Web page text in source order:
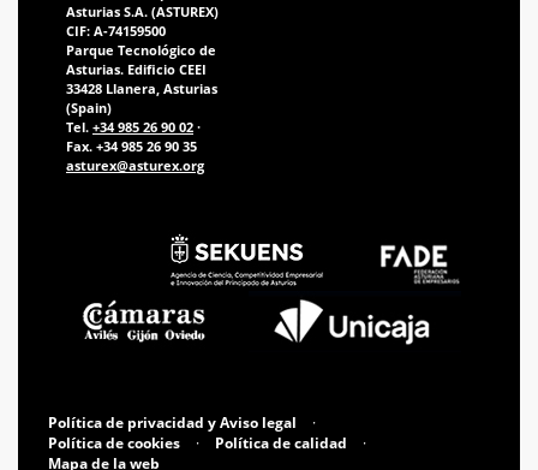
Asturias S.A. (ASTUREX)
CIF: A-74159500
Parque Tecnológico de
Asturias. Edificio CEEI
33428 Llanera, Asturias
(Spain)
Tel. +34 985 26 90 02 ·
Fax. +34 985 26 90 35
asturex@asturex.org
Política de privacidad y Aviso legal
·
Política de cookies
· Política de calidad
·
Mapa de la web